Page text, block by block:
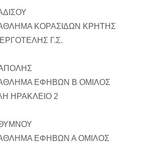
ΚΟΡΑΣΙΔΩΝ ΚΡΗΤΗΣ
Γ.Σ.
ΕΦΗΒΩΝ Β ΟΜΙΛΟΣ
ΗΡΑΚΛΕΙΟ 2
ΕΦΗΒΩΝ Α ΟΜΙΛΟΣ